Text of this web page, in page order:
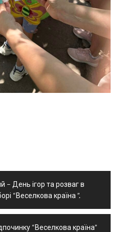
– День ігор та розваг в
“Веселкова країна ”.
“Веселкова країна”